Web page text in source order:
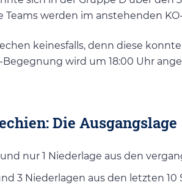
werden im anstehenden
keinesfalls, denn diese
wird um 18:00 Uhr
Die Ausgangslage
nur 1 Niederlage aus den
3 Niederlagen aus den letzten 10